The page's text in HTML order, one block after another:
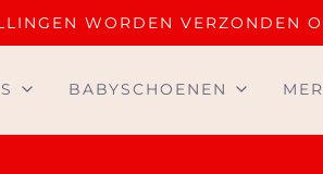
WORDEN VERZONDEN
BABYSCHOENEN